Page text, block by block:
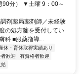
90分） ▼土曜 9：00～
剤薬局薬剤師／未経験
の処方箋を受付してい
科 ■服薬指導...
休・育休取得実績あり
歓迎
有資格者歓迎
給